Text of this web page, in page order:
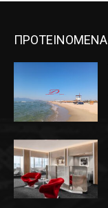
ΠΡΟΤΕΙΝΟΜΕΝΑ